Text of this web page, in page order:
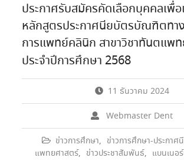
ประกาศรับสมัครคัดเลือกบุคคลเพื่อ
หลักสูตรประกาศนียบัตรบัณฑิตทา
การแพทย์คลินิก สาขาวิชาทันตแพ
ประจำปีการศึกษา 2568
11 ธันวาคม 2024
Webmaster Dent
ข่าวการศึกษา, ข่าวการศึกษา-ประกา
แพทยศาสตร์, ข่าวประชาสัมพันธ์, แบนเนอ